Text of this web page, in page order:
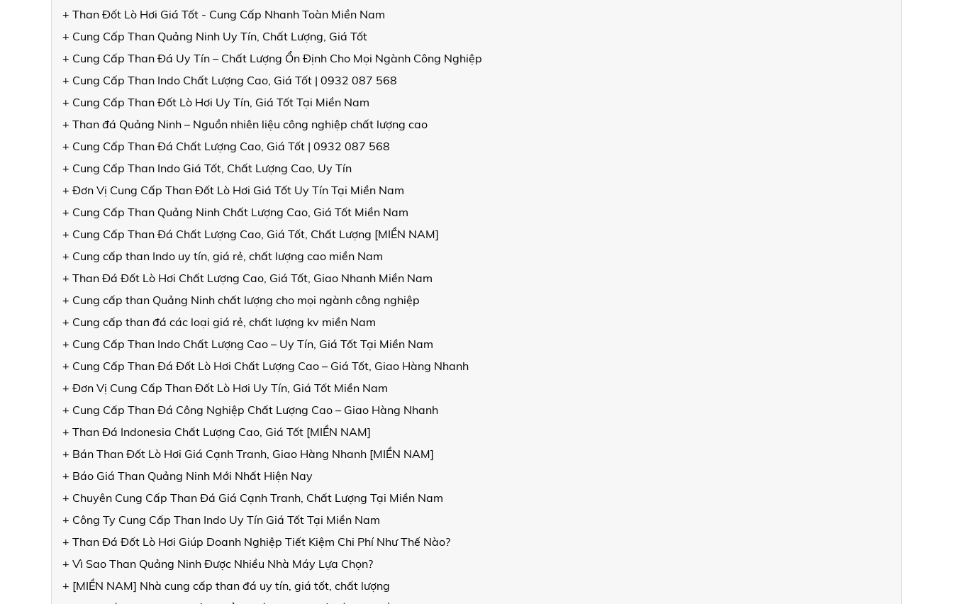
+ Than Đốt Lò Hơi Giá Tốt - Cung Cấp Nhanh Toàn Miền Nam
+ Cung Cấp Than Quảng Ninh Uy Tín, Chất Lượng, Giá Tốt
+ Cung Cấp Than Đá Uy Tín – Chất Lượng Ổn Định Cho Mọi Ngành Công Nghiệp
+ Cung Cấp Than Indo Chất Lượng Cao, Giá Tốt | 0932 087 568
+ Cung Cấp Than Đốt Lò Hơi Uy Tín, Giá Tốt Tại Miền Nam
+ Than đá Quảng Ninh – Nguồn nhiên liệu công nghiệp chất lượng cao
+ Cung Cấp Than Đá Chất Lượng Cao, Giá Tốt | 0932 087 568
+ Cung Cấp Than Indo Giá Tốt, Chất Lượng Cao, Uy Tín
+ Đơn Vị Cung Cấp Than Đốt Lò Hơi Giá Tốt Uy Tín Tại Miền Nam
+ Cung Cấp Than Quảng Ninh Chất Lượng Cao, Giá Tốt Miền Nam
+ Cung Cấp Than Đá Chất Lượng Cao, Giá Tốt, Chất Lượng [MIỀN NAM]
+ Cung cấp than Indo uy tín, giá rẻ, chất lượng cao miền Nam
+ Than Đá Đốt Lò Hơi Chất Lượng Cao, Giá Tốt, Giao Nhanh Miền Nam
+ Cung cấp than Quảng Ninh chất lượng cho mọi ngành công nghiệp
+ Cung cấp than đá các loại giá rẻ, chất lượng kv miền Nam
+ Cung Cấp Than Indo Chất Lượng Cao – Uy Tín, Giá Tốt Tại Miền Nam
+ Cung Cấp Than Đá Đốt Lò Hơi Chất Lượng Cao – Giá Tốt, Giao Hàng Nhanh
+ Đơn Vị Cung Cấp Than Đốt Lò Hơi Uy Tín, Giá Tốt Miền Nam
+ Cung Cấp Than Đá Công Nghiệp Chất Lượng Cao – Giao Hàng Nhanh
+ Than Đá Indonesia Chất Lượng Cao, Giá Tốt [MIỀN NAM]
+ Bán Than Đốt Lò Hơi Giá Cạnh Tranh, Giao Hàng Nhanh [MIỀN NAM]
+ Báo Giá Than Quảng Ninh Mới Nhất Hiện Nay
+ Chuyên Cung Cấp Than Đá Giá Cạnh Tranh, Chất Lượng Tại Miền Nam
+ Công Ty Cung Cấp Than Indo Uy Tín Giá Tốt Tại Miền Nam
+ Than Đá Đốt Lò Hơi Giúp Doanh Nghiệp Tiết Kiệm Chi Phí Như Thế Nào?
+ Vì Sao Than Quảng Ninh Được Nhiều Nhà Máy Lựa Chọn?
+ [MIỀN NAM] Nhà cung cấp than đá uy tín, giá tốt, chất lượng